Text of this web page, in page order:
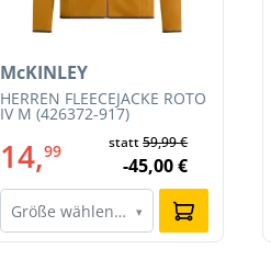
HERREN FLEECEJACKE ROTO
IV M (426372-917)
McKINLEY
14,99 statt59,99 €
-45,00 €
Größe wählen… ▾